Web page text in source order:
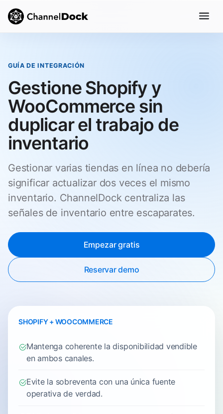
GUÍA DE INTEGRACIÓN
Gestione Shopify y
WooCommerce sin
duplicar el trabajo de
inventario
Gestionar varias tiendas en línea no debería
significar actualizar dos veces el mismo
inventario. ChannelDock centraliza las
señales de inventario entre escaparates.
Empezar gratis
Reservar demo
SHOPIFY + WOOCOMMERCE
Mantenga coherente la disponibilidad vendible
en ambos canales.
Evite la sobreventa con una única fuente
operativa de verdad.